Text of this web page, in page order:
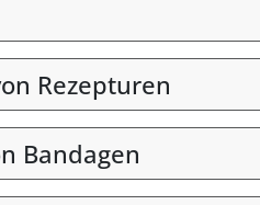
Rezepturen
Bandagen